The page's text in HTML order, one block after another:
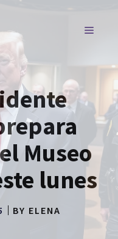
MENÚ
Museo
lunes
BY ELENA